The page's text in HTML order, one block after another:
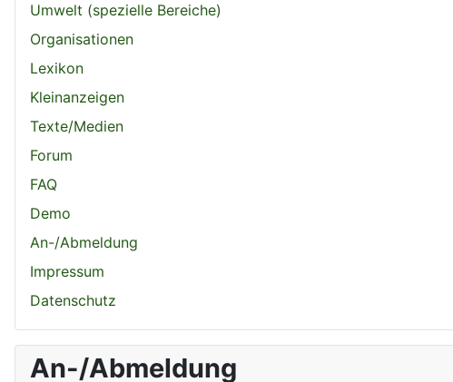
Umwelt (spezielle Bereiche)
Organisationen
Lexikon
Kleinanzeigen
Texte/Medien
Forum
FAQ
Demo
An-/Abmeldung
Impressum
Datenschutz
An-/Abmeldung